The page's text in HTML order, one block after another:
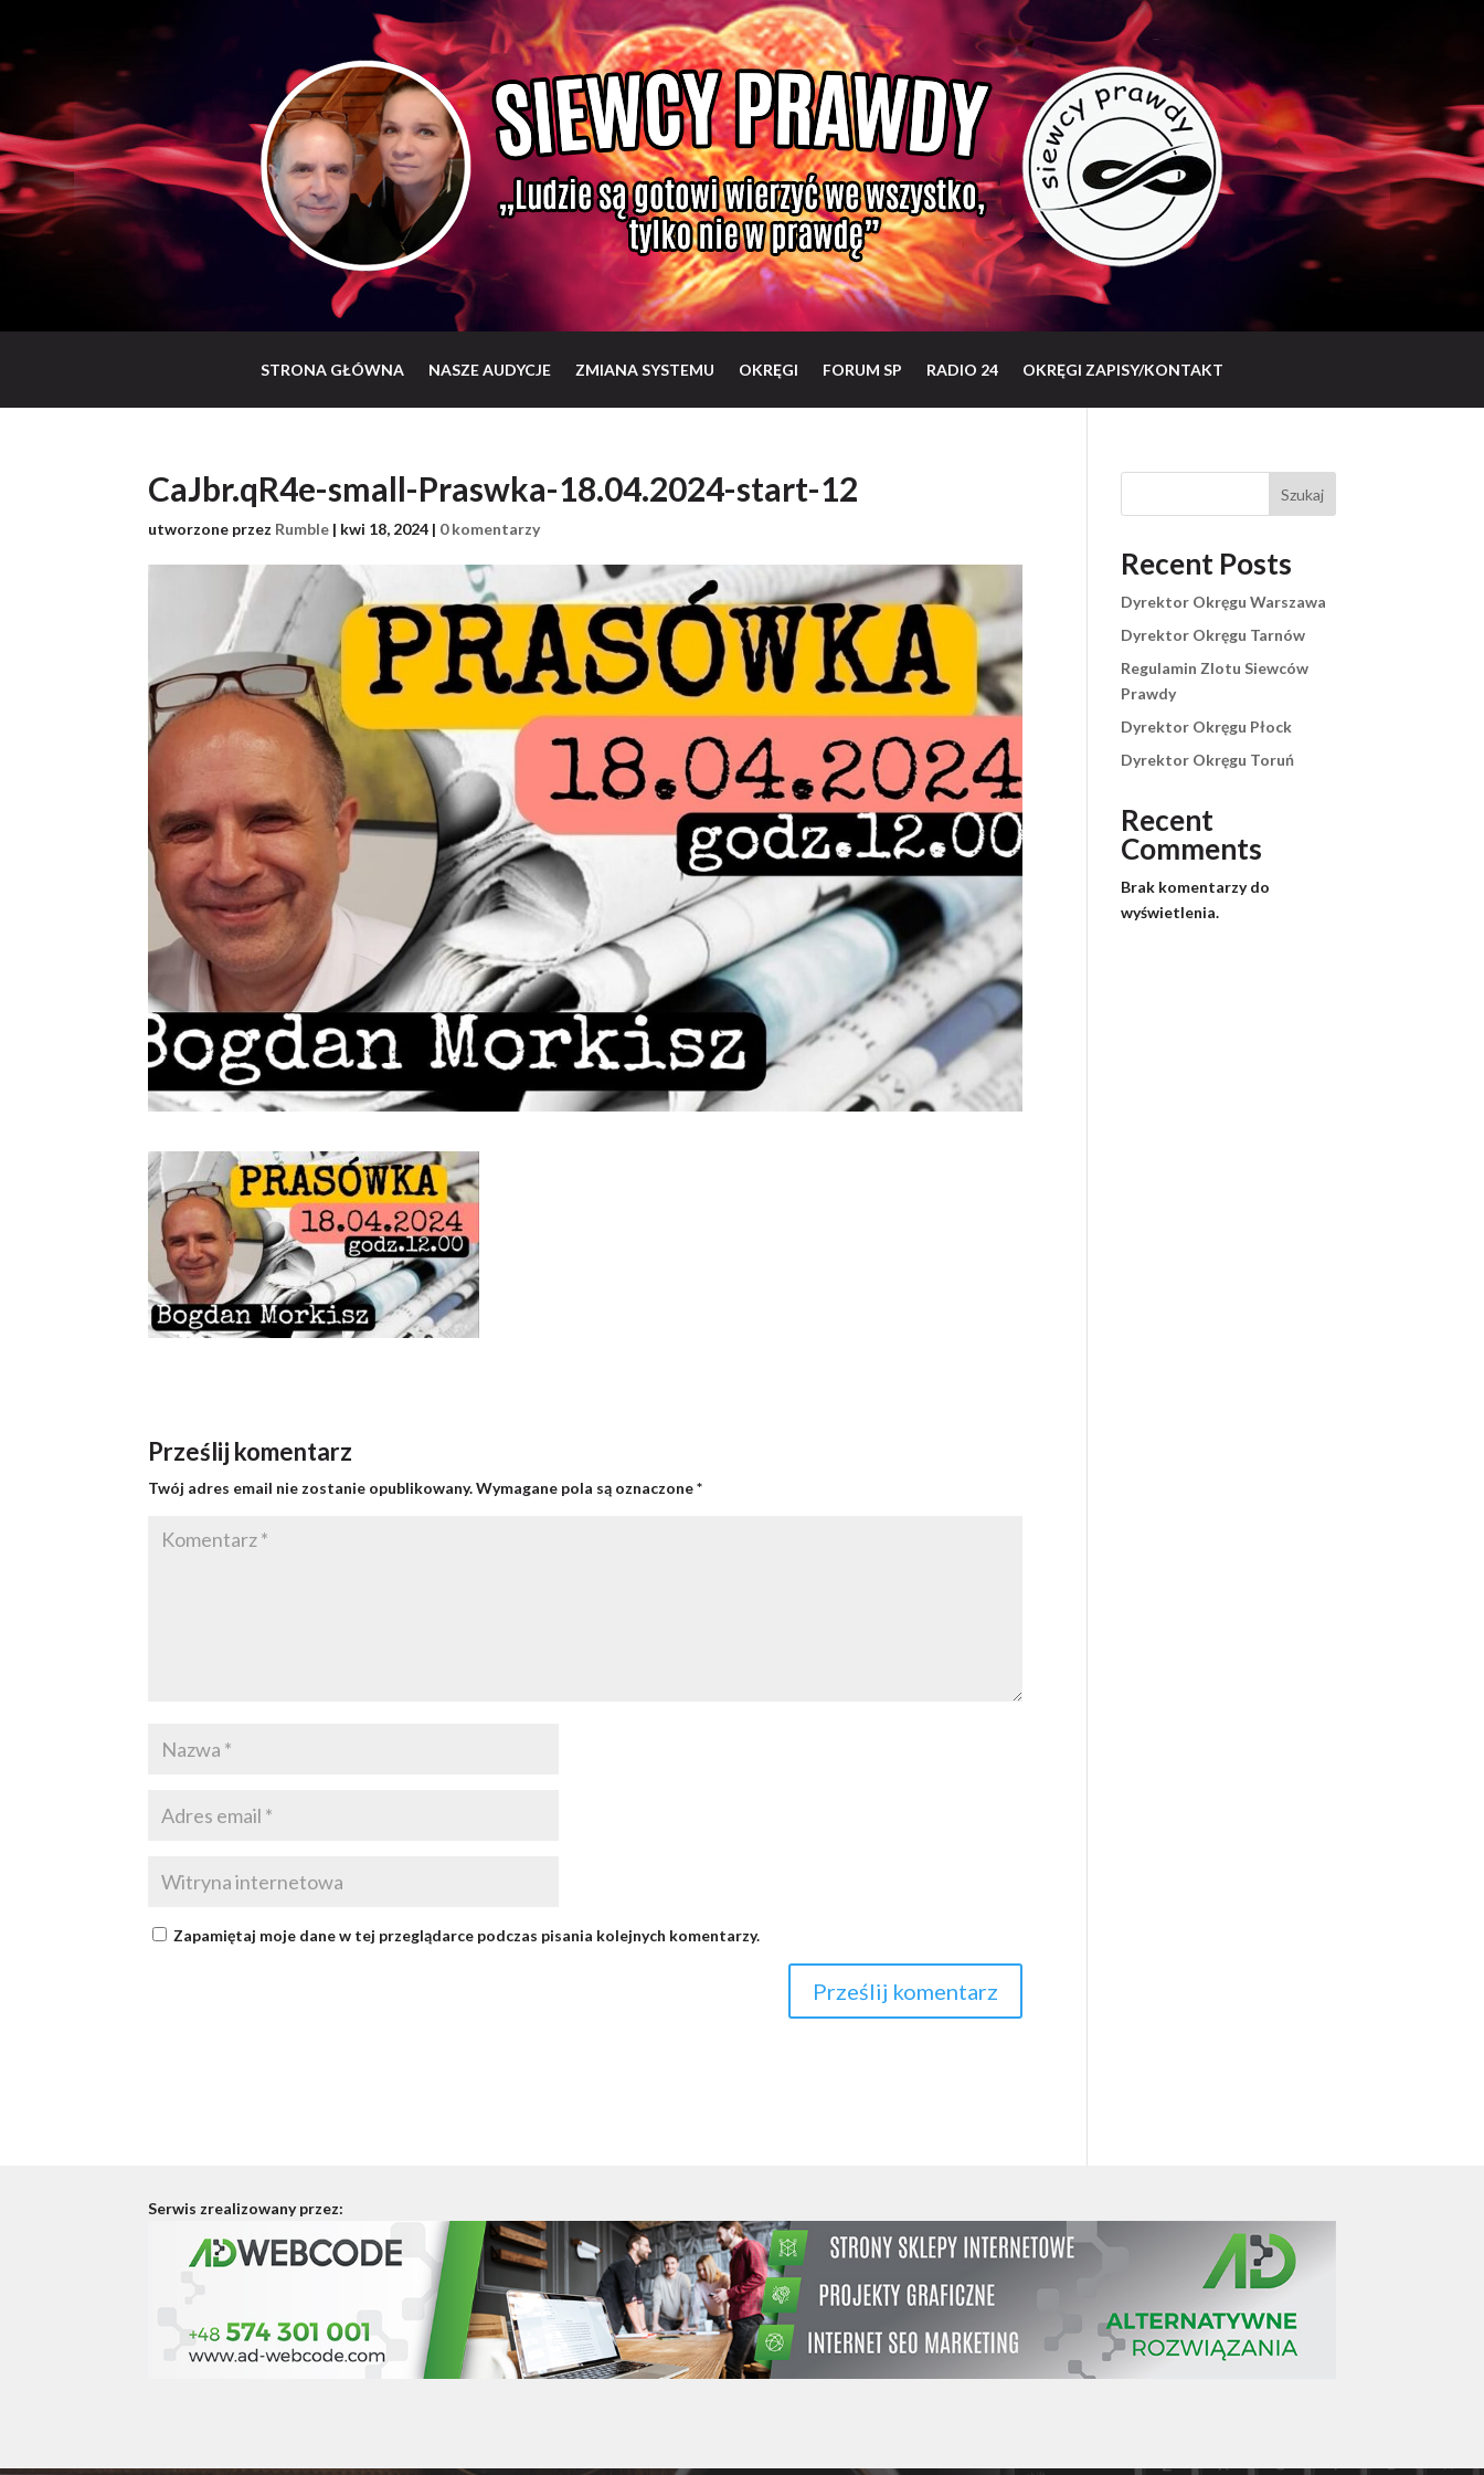
STRONA GŁÓWNA NASZE AUDYCJE ZMIANA SYSTEMU OKRĘGI FORUM SP RADIO 24 OKRĘGI ZAPISY/KONTAKT
CaJbr.qR4e-small-Praswka-18.04.2024-start-12
utworzone przez Rumble | kwi 18, 2024 | 0 komentarzy
Prześlij komentarz
Twój adres email nie zostanie opublikowany. Wymagane pola są oznaczone*
Zapamiętaj moje dane w tej przeglądarce podczas pisania kolejnych komentarzy.
Szukaj
Recent Posts
Dyrektor Okręgu Warszawa
Dyrektor Okręgu Tarnów
Regulamin Zlotu Siewców
Prawdy
Dyrektor Okręgu Płock
Dyrektor Okręgu Toruń
Recent
Comments
Brak komentarzy do
wyświetlenia.
Serwis zrealizowany przez: